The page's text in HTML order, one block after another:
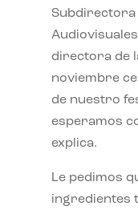
Subdirectora
directora de
noviembre
de nuestro
esperamos
explica.
Le pedimos
ingredientes